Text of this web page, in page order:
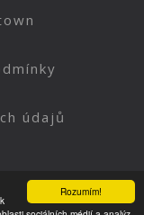
Rozumím!
údajů